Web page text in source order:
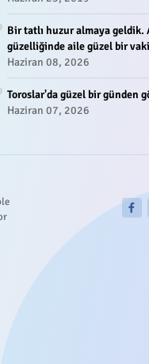
Bir tatlı huzur almaya geldik.
güzelliğinde aile güzel bir
Haziran 08, 2026
Toroslar'da güzel bir günden
Haziran 07, 2026